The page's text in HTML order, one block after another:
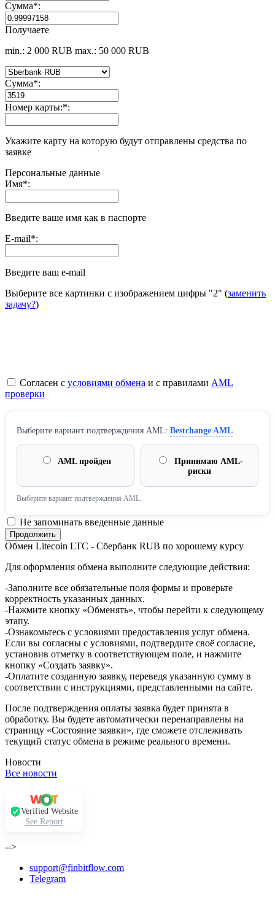
Сумма*:
Получаете
min.: 2 000 RUB max.: 50 000 RUB
Сумма*:
Номер карты:*:
Укажите карту на которую будут отправлены средства по
заявке
Персональные данные
Имя*:
Введите ваше имя как в паспорте
E-mail*:
Введите ваш e-mail
Выберите все картинки с изображением цифры "2" (заменить
задачу?)
Согласен с условиями обмена и с правилами AML
проверки
Выберите вариант подтверждения AML: Bestchange AML
AML пройден
Принимаю AML-
риски
Выберите вариант подтверждения AML.
Не запоминать введенные данные
Обмен Litecoin LTC - Сбербанк RUB по хорошему курсу
Для оформления обмена выполните следующие действия:
-Заполните все обязательные поля формы и проверьте
корректность указанных данных.
-Нажмите кнопку «Обменять», чтобы перейти к следующему
этапу.
-Ознакомьтесь с условиями предоставления услуг обмена.
Если вы согласны с условиями, подтвердите своё согласие,
установив отметку в соответствующем поле, и нажмите
кнопку «Создать заявку».
-Оплатите созданную заявку, переведя указанную сумму в
соответствии с инструкциями, представленными на сайте.
После подтверждения оплаты заявка будет принята в
обработку. Вы будете автоматически перенаправлены на
страницу «Состояние заявки», где сможете отслеживать
текущий статус обмена в режиме реального времени.
Новости
Все новости
Verified Website
See Report
-->
support@finbitflow.com
Telegram